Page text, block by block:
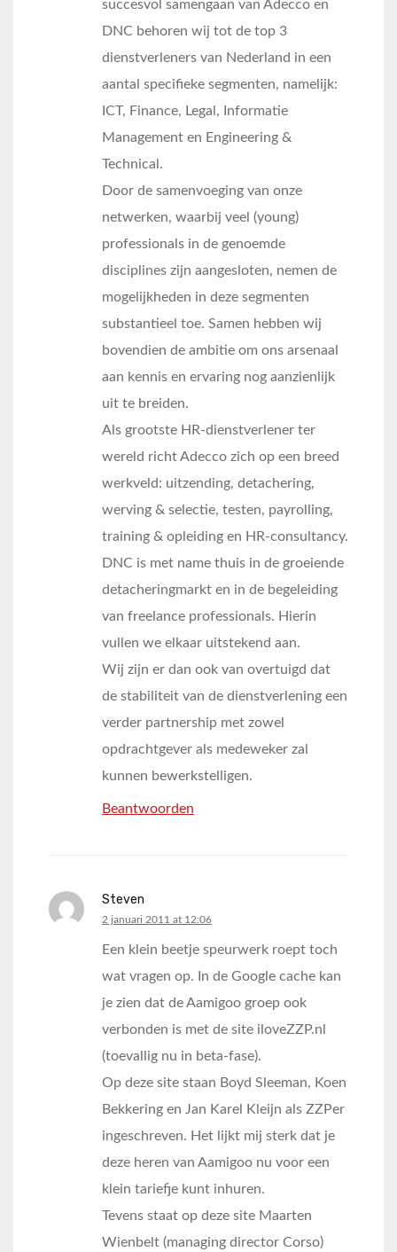
succesvol samengaan van Adecco en
DNC behoren wij tot de top 3
dienstverleners van Nederland in een
aantal specifieke segmenten, namelijk:
ICT, Finance, Legal, Informatie
Management en Engineering &
Technical.
Door de samenvoeging van onze
netwerken, waarbij veel (young)
professionals in de genoemde
disciplines zijn aangesloten, nemen de
mogelijkheden in deze segmenten
substantieel toe. Samen hebben wij
bovendien de ambitie om ons arsenaal
aan kennis en ervaring nog aanzienlijk
uit te breiden.
Als grootste HR-dienstverlener ter
wereld richt Adecco zich op een breed
werkveld: uitzending, detachering,
werving & selectie, testen, payrolling,
training & opleiding en HR-consultancy.
DNC is met name thuis in de groeiende
detacheringmarkt en in de begeleiding
van freelance professionals. Hierin
vullen we elkaar uitstekend aan.
Wij zijn er dan ook van overtuigd dat
de stabiliteit van de dienstverlening een
verder partnership met zowel
opdrachtgever als medeweker zal
kunnen bewerkstelligen.
Beantwoorden
Steven
says:
2 januari 2011 at 12:06
Een klein beetje speurwerk roept toch
wat vragen op. In de Google cache kan
je zien dat de Aamigoo groep ook
verbonden is met de site iloveZZP.nl
(toevallig nu in beta-fase).
Op deze site staan Boyd Sleeman, Koen
Bekkering en Jan Karel Kleijn als ZZPer
ingeschreven. Het lijkt mij sterk dat je
deze heren van Aamigoo nu voor een
klein tariefje kunt inhuren.
Tevens staat op deze site Maarten
Wienbelt (managing director Corso)